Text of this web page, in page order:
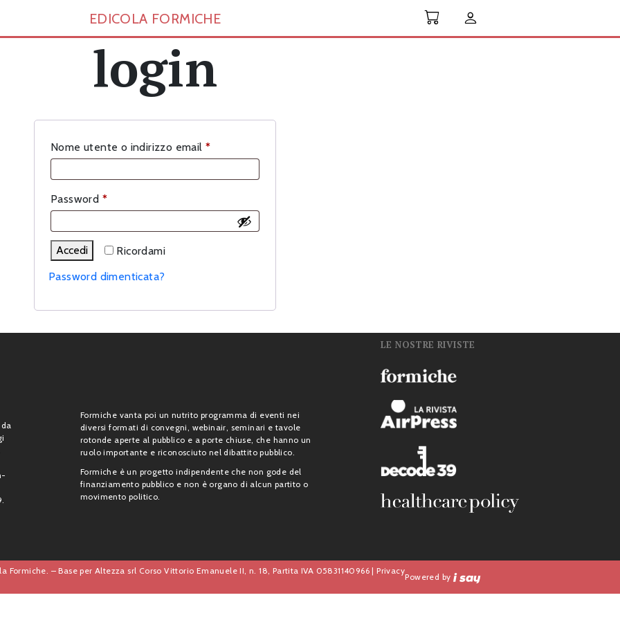
EDICOLA FORMICHE
login
Nome utente o indirizzo email *Richiesto
Password *Richiesto
Ricordami
Accedi
Password dimenticata?
Formiche vanta poi un nutrito programma di eventi nei
diversi formati di convegni, webinair, seminari e tavole
rotonde aperte al pubblico e a porte chiuse, che hanno un
ruolo importante e riconosciuto nel dibattito pubblico.
Formiche è un progetto indipendente che non gode del
finanziamento pubblico e non è organo di alcun partito o
movimento politico.
LE NOSTRE RIVISTE
Formiche. – Base per Altezza srl Corso Vittorio Emanuele II, n. 18, Partita IVA 05831140966 |Privacy
Powered by